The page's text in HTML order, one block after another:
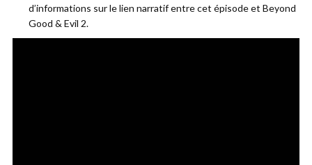
d’informations sur le lien narratif entre cet épisode et Beyond
Good & Evil 2.